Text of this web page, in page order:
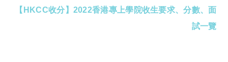
more
【HKCC收分】2022香港專上學院收生要求、分數、面
試一覽